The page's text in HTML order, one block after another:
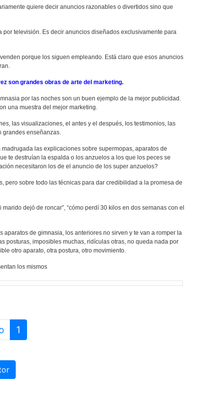
quiere decir anuncios razonables o divertidos sino que
televisión. Es decir anuncios diseñados exclusivamente para
porque los siguen empleando. Está claro que esos anuncios
son grandes obras de arte del marketing.
por las noches son un buen ejemplo de la mejor publicidad.
una muestra del mejor marketing.
las visualizaciones, el antes y el después, los testimonios, las
grandes enseñanzas.
las explicaciones sobre supermopas, aparatos de
te destruían la espalda o los anzuelos a los que los peces se
necesitaron los de el anuncio de los super anzuelos?
pero sobre todo las técnicas para dar credibilidad a la promesa de
marido dejó de roncar”, “cómo perdí 30 kilos en dos semanas con el
de gimnasia, los anteriores no sirven y te van a romper la
posturas, imposibles muchas, ridículas otras, no queda nada por
otro aparato, otra postura, otro movimiento.
los mismos
1